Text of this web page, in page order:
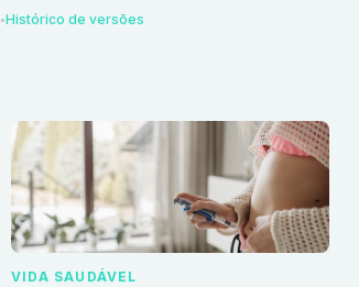
●Histórico de versões
VIDA SAUDÁVEL